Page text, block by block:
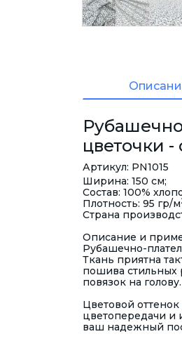
цветочки
Артикул: PN1015
Ширина: 150 см;
Состав: 100%
Плотность: 95 гр/м
Страна
Описание и
Рубашечно-
Ткань приятна
пошива стильных
повязок на голову.
Цветовой
цветопередачи и
ваш надежный